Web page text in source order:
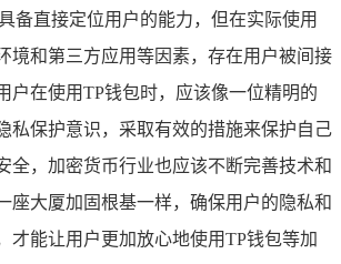
备直接定位用户的能力，但在实际使用
境和第三方应用等因素，存在用户被间接
户在使用TP钱包时，应该像一位精明的
私保护意识，采取有效的措施来保护自己
全，加密货币行业也应该不断完善技术和
座大厦加固根基一样，确保用户的隐私和
才能让用户更加放心地使用TP钱包等加